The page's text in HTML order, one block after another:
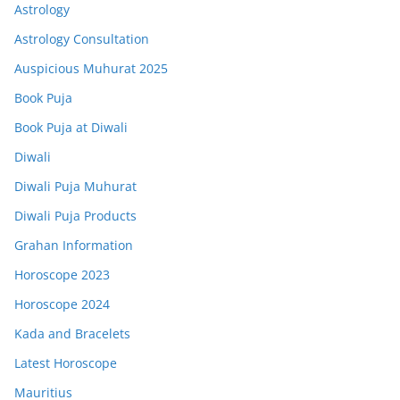
Astrology
Astrology Consultation
Auspicious Muhurat 2025
Book Puja
Book Puja at Diwali
Diwali
Diwali Puja Muhurat
Diwali Puja Products
Grahan Information
Horoscope 2023
Horoscope 2024
Kada and Bracelets
Latest Horoscope
Mauritius